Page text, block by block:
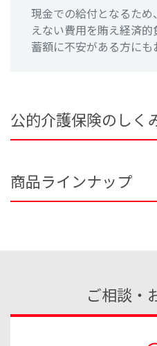
現金での給付となるた
えない費用を賄え経済
蓄額に不安がある方にも
公的介護保険のしく
商品ラインナップ
ご相談・